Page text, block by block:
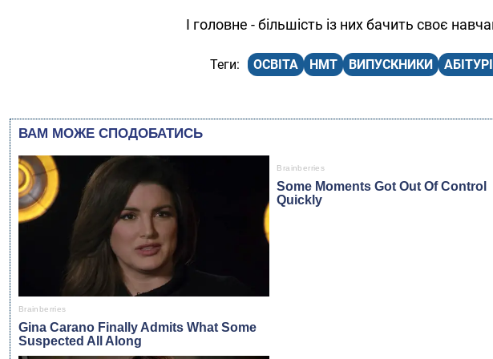
І головне - більшість із них бачить своє
ОСВІТА НМТ ВИПУСКНИКИ